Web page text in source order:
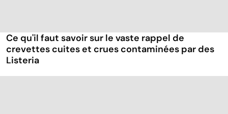
Ce qu'il faut savoir sur le vaste rappel de
crevettes cuites et crues contaminées par des
Listeria